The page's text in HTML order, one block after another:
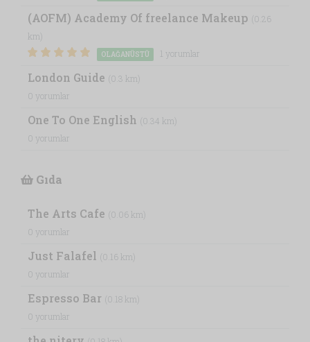
(AOFM) Academy Of freelance Makeup (0.26
km)
OLAĞANÜSTÜ 1 yorumlar
London Guide (0.3 km)
0 yorumlar
One To One English (0.34 km)
0 yorumlar
Gıda
The Arts Cafe (0.06 km)
0 yorumlar
Just Falafel (0.16 km)
0 yorumlar
Espresso Bar (0.18 km)
0 yorumlar